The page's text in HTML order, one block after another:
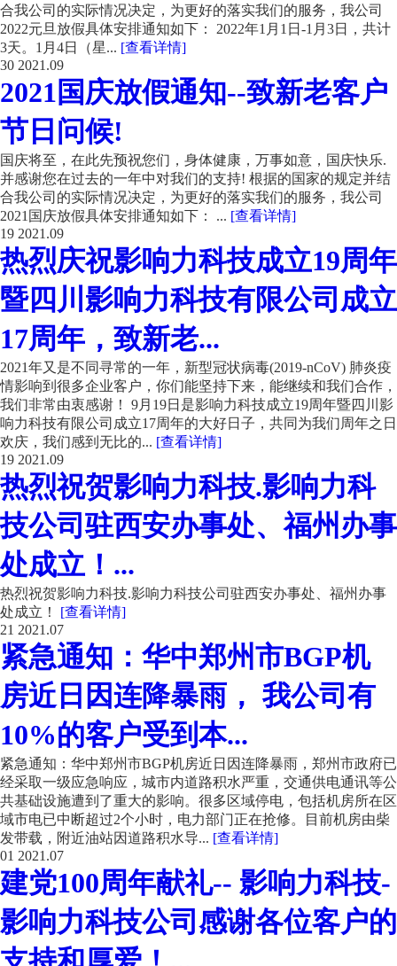
合我公司的实际情况决定，为更好的落实我们的服务，我公司
2022元旦放假具体安排通知如下： 2022年1月1日-1月3日，共计
3天。1月4日（星... [查看详情]
30 2021.09
2021国庆放假通知--致新老客户
节日问候!
国庆将至，在此先预祝您们，身体健康，万事如意，国庆快乐.
并感谢您在过去的一年中对我们的支持! 根据的国家的规定并结
合我公司的实际情况决定，为更好的落实我们的服务，我公司
2021国庆放假具体安排通知如下： ... [查看详情]
19 2021.09
热烈庆祝影响力科技成立19周年
暨四川影响力科技有限公司成立
17周年，致新老...
2021年又是不同寻常的一年，新型冠状病毒(2019-nCoV) 肺炎疫
情影响到很多企业客户，你们能坚持下来，能继续和我们合作，
我们非常由衷感谢！ 9月19日是影响力科技成立19周年暨四川影
响力科技有限公司成立17周年的大好日子，共同为我们周年之日
欢庆，我们感到无比的... [查看详情]
19 2021.09
热烈祝贺影响力科技.影响力科
技公司驻西安办事处、福州办事
处成立！...
热烈祝贺影响力科技.影响力科技公司驻西安办事处、福州办事
处成立！ [查看详情]
21 2021.07
紧急通知：华中郑州市BGP机
房近日因连降暴雨， 我公司有
10%的客户受到本...
紧急通知：华中郑州市BGP机房近日因连降暴雨，郑州市政府已
经采取一级应急响应，城市内道路积水严重，交通供电通讯等公
共基础设施遭到了重大的影响。很多区域停电，包括机房所在区
域市电已中断超过2个小时，电力部门正在抢修。目前机房由柴
发带载，附近油站因道路积水导... [查看详情]
01 2021.07
建党100周年献礼-- 影响力科技-
影响力科技公司感谢各位客户的